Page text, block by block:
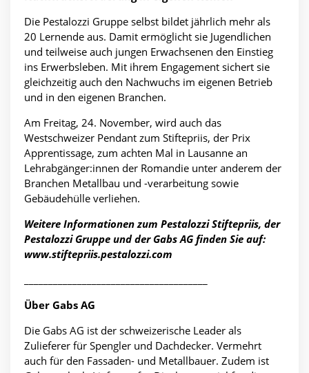
Die Pestalozzi Gruppe selbst bildet jährlich mehr als
20 Lernende aus. Damit ermöglicht sie Jugendlichen
und teilweise auch jungen Erwachsenen den Einstieg
ins Erwerbsleben. Mit ihrem Engagement sichert sie
gleichzeitig auch den Nachwuchs im eigenen Betrieb
und in den eigenen Branchen.
Am Freitag, 24. November, wird auch das
Westschweizer Pendant zum Stiftepriis, der Prix
Apprentissage, zum achten Mal in Lausanne an
Lehrabgänger:innen der Romandie unter anderem der
Branchen Metallbau und -verarbeitung sowie
Gebäudehülle verliehen.
Weitere Informationen zum Pestalozzi Stiftepriis, der
Pestalozzi Gruppe und der Gabs AG finden Sie auf:
www.stiftepriis.pestalozzi.com
Über Gabs AG
Die Gabs AG ist der schweizerische Leader als
Zulieferer für Spengler und Dachdecker. Vermehrt
auch für den Fassaden- und Metallbauer. Zudem ist